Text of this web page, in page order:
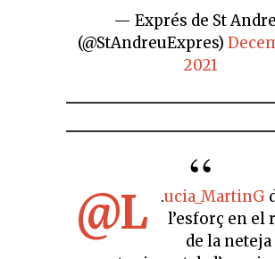
— Exprés de St
(@StAndreuExpres)
2021
.
@L ucia_MartinG
l’esforç en el
de la